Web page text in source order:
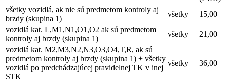
všetky vozidlá, ak nie sú predmetom kontroly aj
brzdy (skupina 1)
všetky
15,00
vozidlá kat. L,M1,N1,O1,O2 ak sú predmetom
kontroly aj brzdy (skupina 1)
všetky
21,00
vozidlá kat. M2,M3,N2,N3,O3,O4,T,R, ak sú
predmetom kontroly aj brzdy (skupina 1) + všetky
vozidlá po predchádzajúcej pravidelnej TK v inej
STK
všetky 36,00